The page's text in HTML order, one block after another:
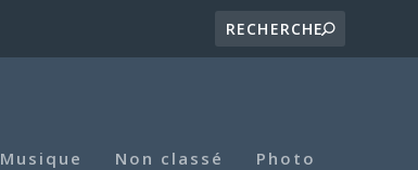
Musique Non classé Photo